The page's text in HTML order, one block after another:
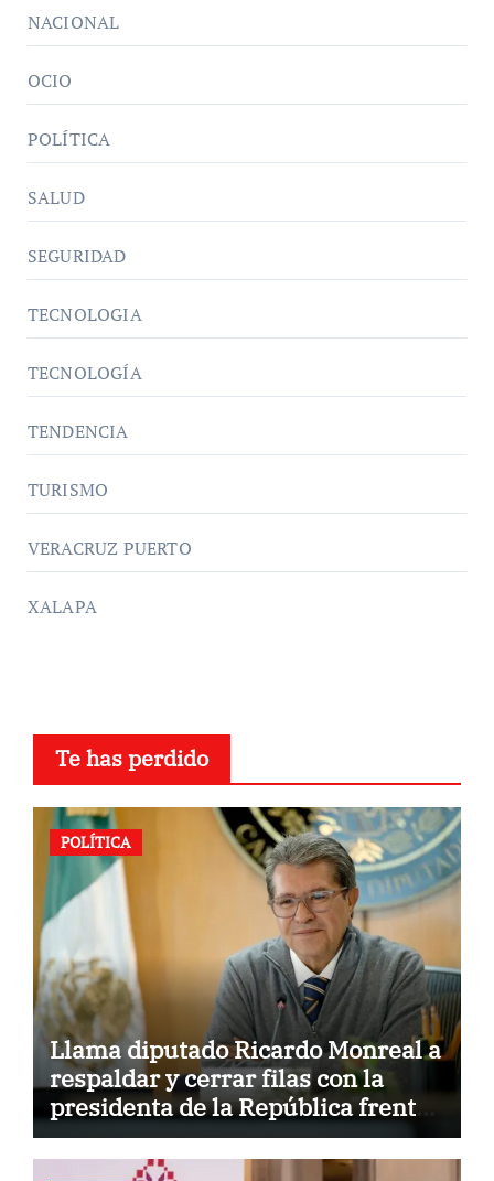
NACIONAL
OCIO
POLÍTICA
SALUD
SEGURIDAD
TECNOLOGIA
TECNOLOGÍA
TENDENCIA
TURISMO
VERACRUZ PUERTO
XALAPA
Te has perdido
POLÍTICA
Llama diputado Ricardo Monreal a
respaldar y cerrar filas con la
presidenta de la República frente
a la hostilidad de políticas del
exterior